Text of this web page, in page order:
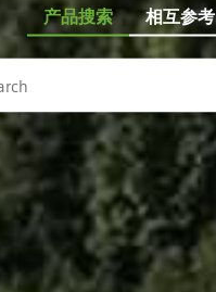
产品搜索 相互参考